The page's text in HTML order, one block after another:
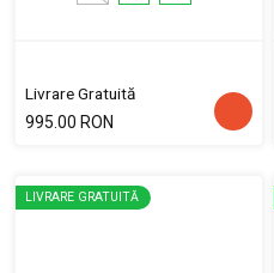
Livrare Gratuită
995.00 RON
LIVRARE GRATUITĂ